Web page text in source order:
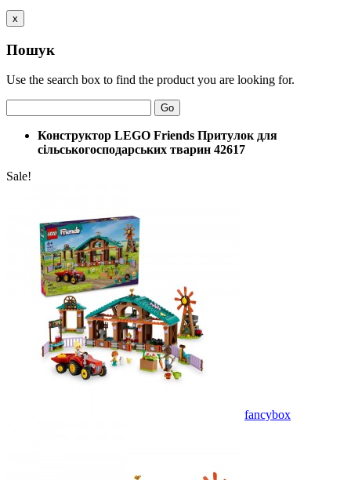
x
Пошук
Use the search box to find the product you are looking for.
Go
Конструктор LEGO Friends Притулок для
сільськогосподарських тварин 42617
Sale!
fancybox